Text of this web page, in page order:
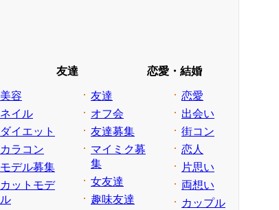
美容
ネイル
ダイエット
カラコン
モデル募集
カットモデ
ル
友達
友達
オフ会
友達募集
マイミク募
集
女友達
趣味友達
恋愛・結婚
恋愛
出会い
街コン
恋人
片思い
両想い
カップル